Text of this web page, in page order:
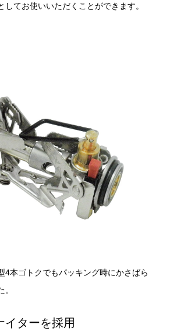
してお使いいただくことができます。
4本ゴトクでもパッキング時にかさばら
イターを採用